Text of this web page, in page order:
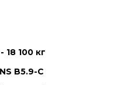
18 100 кг
B5.9-C